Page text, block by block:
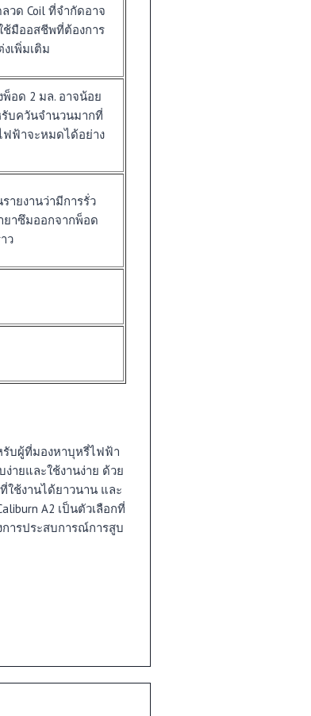
วด Coil ที่จำกัดอาจ
ช้มืออสชีพที่ต้องการ
เพิ่มเติม
อด 2 มล. อาจน้อย
รับควันจำนวนมากที่
ฟฟ้าจะหมดได้อย่าง
ายงานว่ามีการรั่ว
ยาซึมออกจากพ็อด
ว
รับผู้ที่มองหาบุหรี่ไฟฟ้า
ายและใช้งานง่าย ด้วย
ช้งานได้ยาวนาน และ
A2 เป็นตัวเลือกที่
ารประสบการณ์การสูบ